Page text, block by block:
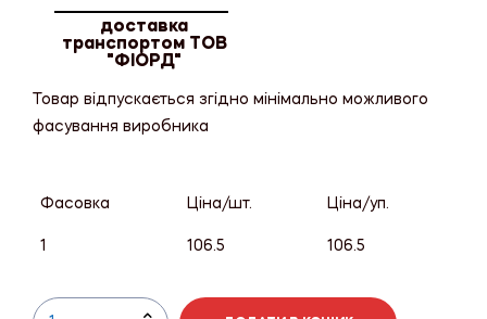
доставка
транспортом ТОВ
"ФІОРД"
Товар відпускається згідно мінімально можливого
фасування виробника
Фасовка Ціна/шт. Ціна/уп.
1 106.5 106.5